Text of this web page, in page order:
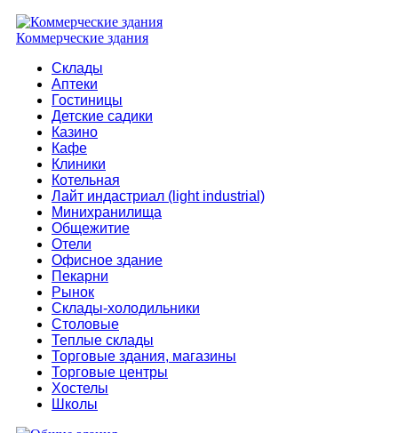
Коммерческие здания
Склады
Аптеки
Гостиницы
Детские садики
Казино
Кафе
Клиники
Котельная
Лайт индастриал (light industrial)
Минихранилища
Общежитие
Отели
Офисное здание
Пекарни
Рынок
Склады-холодильники
Столовые
Теплые склады
Торговые здания, магазины
Торговые центры
Хостелы
Школы